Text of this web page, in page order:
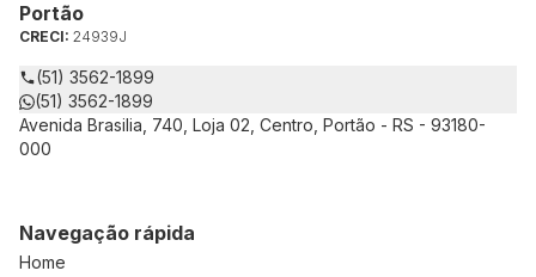
Portão
CRECI: 24939J
(51) 3562-1899
(51) 3562-1899
Avenida Brasilia, 740, Loja 02, Centro, Portão - RS - 93180-
000
Navegação rápida
Home